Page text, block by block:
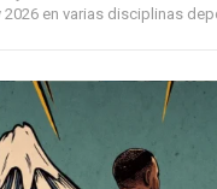
2026 en varias disciplinas